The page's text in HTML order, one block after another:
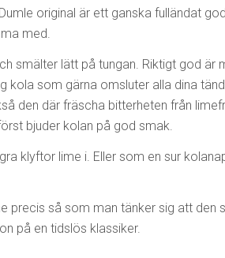
original är ett ganska fulländat
med.
smälter lätt på tungan. Riktigt god är
kola som gärna omsluter alla dina
den där fräscha bitterheten från
bjuder kolan på god smak.
klyftor lime i. Eller som en sur
precis så som man tänker sig att den
på en tidslös klassiker.